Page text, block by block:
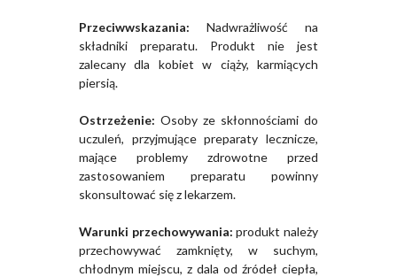
Przeciwwskazania: Nadwrażliwość na
składniki preparatu. Produkt nie jest
zalecany dla kobiet w ciąży, karmiących
piersią.
Ostrzeżenie: Osoby ze skłonnościami do
uczuleń, przyjmujące preparaty lecznicze,
mające problemy zdrowotne przed
zastosowaniem preparatu powinny
skonsultować się z lekarzem.
Warunki przechowywania: produkt należy
przechowywać zamknięty, w suchym,
chłodnym miejscu, z dala od źródeł ciepła,